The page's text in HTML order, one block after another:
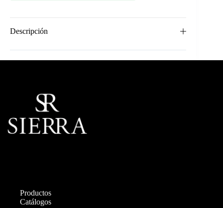
Descripción
Productos
Catálogos